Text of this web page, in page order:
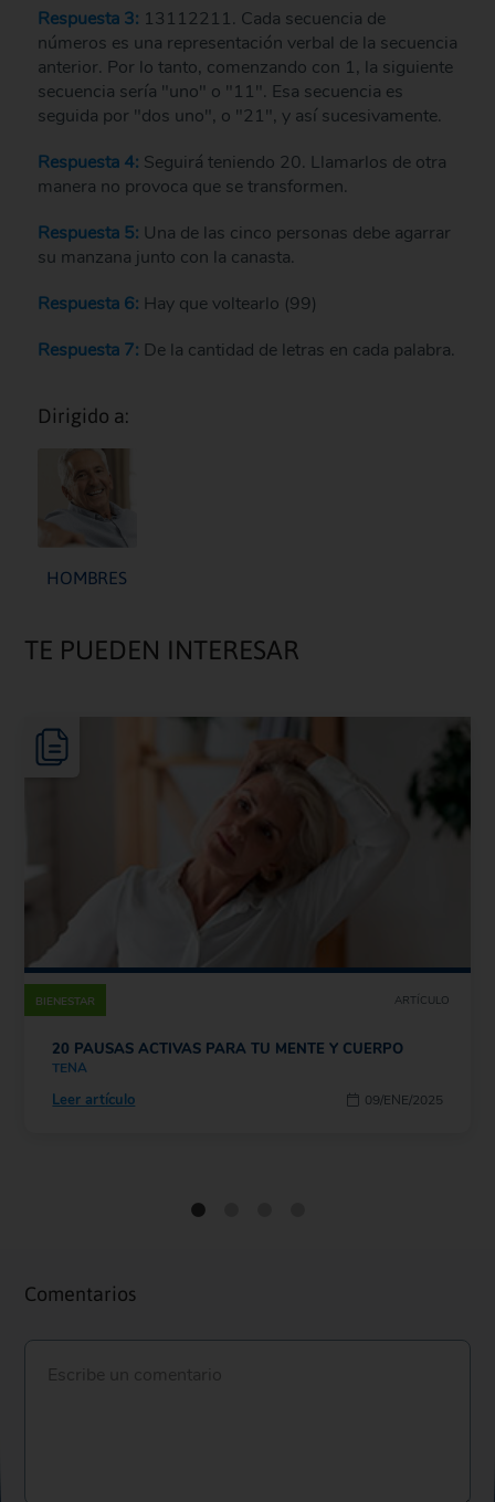
Respuesta 3: 13112211. Cada secuencia de
números es una representación verbal de la secuencia
anterior. Por lo tanto, comenzando con 1, la siguiente
secuencia sería "uno" o "11". Esa secuencia es
seguida por "dos uno", o "21", y así sucesivamente.
Respuesta 4: Seguirá teniendo 20. Llamarlos de otra
manera no provoca que se transformen.
Respuesta 5: Una de las cinco personas debe agarrar
su manzana junto con la canasta.
Respuesta 6: Hay que voltearlo (99)
Respuesta 7: De la cantidad de letras en cada palabra.
Dirigido a:
HOMBRES
TE PUEDEN INTERESAR
BIENESTAR ARTÍCULO
20 PAUSAS ACTIVAS PARA TU MENTE Y CUERPO
TENA
09/ENE/2025
Leer artículo
Comentarios